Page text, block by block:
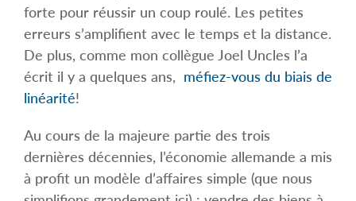
forte pour réussir un coup roulé. Les petites
erreurs s’amplifient avec le temps et la distance.
De plus, comme mon collègue Joel Uncles l’a
écrit il y a quelques ans, méfiez-vous du biais de
linéarité!
Au cours de la majeure partie des trois
dernières décennies, l’économie allemande a mis
à profit un modèle d’affaires simple (que nous